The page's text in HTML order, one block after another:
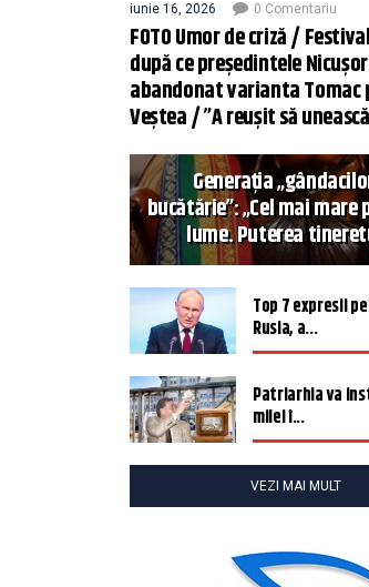
iunie 16, 2026 0 Comentariu
FOTO Umor de criză /
după ce președintele
abandonat varianta Tomac
Veștea / ”A reușit să
Generația
bucătărie”: „Cel mai
lume. Puterea
Top 7 expresii
Rusia, a...
Patriarhia va
milei î...
VEZI MAI MULT